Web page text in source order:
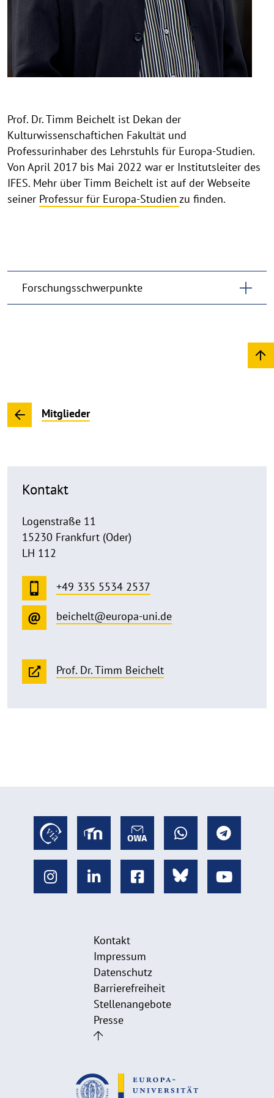
Prof. Dr. Timm Beichelt ist Dekan der
Kulturwissenschaftichen Fakultät und
Professurinhaber des Lehrstuhls für Europa-Studien.
Von April 2017 bis Mai 2022 war er Institutsleiter des
IFES. Mehr über Timm Beichelt ist auf der Webseite
seiner Professur für Europa-Studien zu finden.
Forschungsschwerpunkte
Mitglieder
Kontakt
Logenstraße 11
15230 Frankfurt (Oder)
LH 112
+49 335 5534 2537
beichelt@europa-uni.de
Prof. Dr. Timm Beichelt
Kontakt
Impressum
Datenschutz
Barrierefreiheit
Stellenangebote
Presse